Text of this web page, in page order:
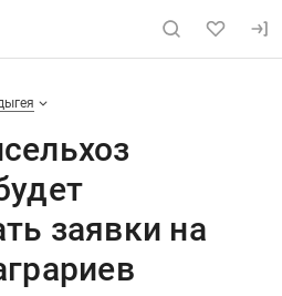
по сайту
заявки на